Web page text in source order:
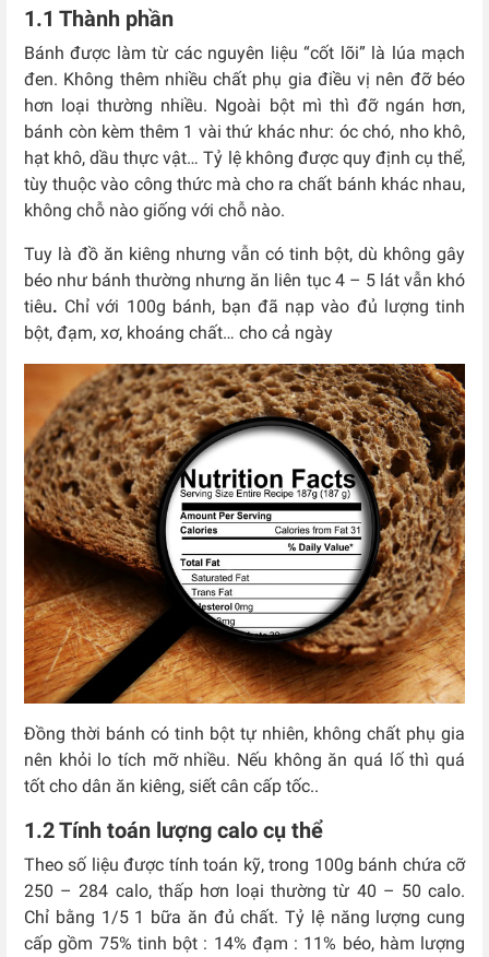
1.1 Thành phần
Bánh được làm từ các nguyên liệu “cốt lõi” là lúa mạch
đen. Không thêm nhiều chất phụ gia điều vị nên đỡ béo
hơn loại thường nhiều. Ngoài bột mì thì đỡ ngán hơn,
bánh còn kèm thêm 1 vài thứ khác như: óc chó, nho khô,
hạt khô, dầu thực vật… Tỷ lệ không được quy định cụ thể,
tùy thuộc vào công thức mà cho ra chất bánh khác nhau,
không chỗ nào giống với chỗ nào.
Tuy là đồ ăn kiêng nhưng vẫn có tinh bột, dù không gây
béo như bánh thường nhưng ăn liên tục 4 – 5 lát vẫn khó
tiêu. Chỉ với 100g bánh, bạn đã nạp vào đủ lượng tinh
bột, đạm, xơ, khoáng chất… cho cả ngày
Đồng thời bánh có tinh bột tự nhiên, không chất phụ gia
nên khỏi lo tích mỡ nhiều. Nếu không ăn quá lố thì quá
tốt cho dân ăn kiêng, siết cân cấp tốc..
1.2 Tính toán lượng calo cụ thể
Theo số liệu được tính toán kỹ, trong 100g bánh chứa cỡ
250 – 284 calo, thấp hơn loại thường từ 40 – 50 calo.
Chỉ bằng 1/5 1 bữa ăn đủ chất. Tỷ lệ năng lượng cung
cấp gồm 75% tinh bột : 14% đạm : 11% béo, hàm lượng